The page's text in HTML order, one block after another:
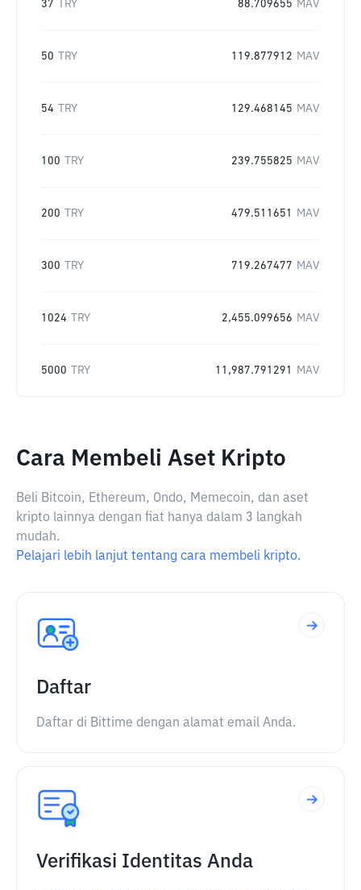
37 TRY 88.709655 MAV
50 TRY 119.877912 MAV
54 TRY 129.468145 MAV
100 TRY 239.755825 MAV
200 TRY 479.511651 MAV
300 TRY 719.267477 MAV
1024 TRY 2,455.099656 MAV
5000 TRY 11,987.791291 MAV
Cara Membeli Aset Kripto
Beli Bitcoin, Ethereum, Ondo, Memecoin, dan aset
kripto lainnya dengan fiat hanya dalam 3 langkah
mudah.
Pelajari lebih lanjut tentang cara membeli kripto.
Daftar
Daftar di Bittime dengan alamat email Anda.
Verifikasi Identitas Anda